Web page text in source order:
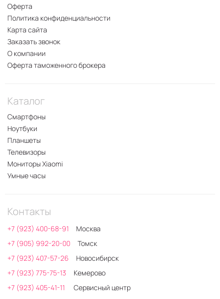
Оферта
Политика конфиденциальности
Карта сайта
Заказать звонок
О компании
Оферта таможенного брокера
Каталог
Смартфоны
Ноутбуки
Планшеты
Телевизоры
Мониторы Xiaomi
Умные часы
Контакты
+7 (923) 400-68-91
Москва
+7 (905) 992-20-00
Томск
+7 (923) 407-57-26
Новосибирск
+7 (923) 775-75-13
Кемерово
+7 (923) 405-41-11
Сервисный центр